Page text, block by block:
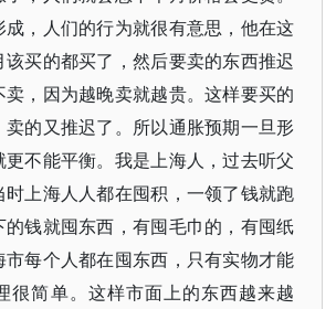
，人们的行为就很有意思，他在这
买的都买了，然后要卖的东西推迟
，因为越晚卖就越贵。这样要买的
的又推迟了。所以通胀预期一旦形
不能平衡。我是上海人，过去听父
上海人人都在囤积，一领了钱就跑
的钱就囤东西，有囤毛巾的，有囤纸
每个人都在囤东西，只有实物才能
很简单。这样市面上的东西越来越